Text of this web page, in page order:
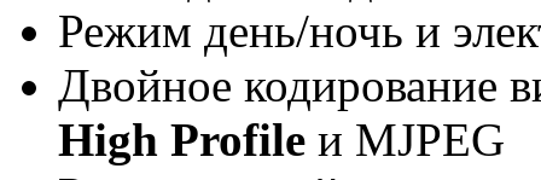
Режим день/ночь и
Двойное кодирование
High Profile и MJPEG